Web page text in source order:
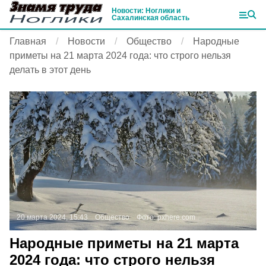
Новости: Ноглики и
Сахалинская область
Главная Новости Общество
Народные
приметы на 21 марта 2024 года: что строго нельзя
делать в этот день
20 марта 2024, 15:43 Общество Фото:pxhere.com
Народные приметы на 21 марта
2024 года: что строго нельзя